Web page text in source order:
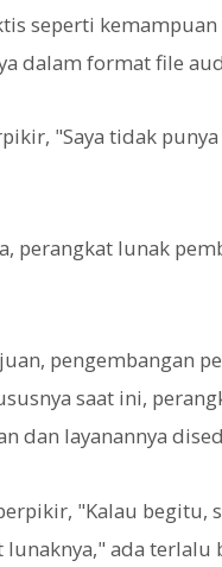
seperti
dalam format file
"Saya tidak
perangkat lunak
pengembangan
saat ini,
dan layanannya
"Kalau begitu,
lunaknya," ada